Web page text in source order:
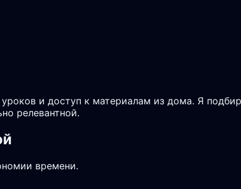
и доступ к материалам из дома. Я
релевантной.
времени.